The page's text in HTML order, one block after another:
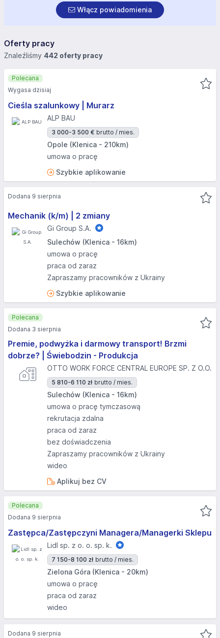
Włącz powiadomienia
Oferty pracy
Znaleźliśmy 442 oferty pracy
Cieśla szalunkowy | Murarz
ALP BAU
3 000-3 500 € brutto / mies.
Opole (Klenica - 210km)
umowa o pracę
Szybkie aplikowanie
Polecana
Wygasa dzisiaj
Mechanik (k/m) | 2 zmiany
Gi Group S.A.
Sulechów (Klenica - 16km)
umowa o pracę
praca od zaraz
Zapraszamy pracowników z Ukrainy
Szybkie aplikowanie
Dodana 9 sierpnia
Premie, podwyżka i darmowy transport! Brzmi
dobrze? | Świebodzin - Produkcja
OTTO WORK FORCE CENTRAL EUROPE SP. Z O.O.
5 810-6 110 zł brutto / mies.
Sulechów (Klenica - 16km)
umowa o pracę tymczasową
rekrutacja zdalna
praca od zaraz
bez doświadczenia
Zapraszamy pracowników z Ukrainy
wideo
Aplikuj bez CV
Polecana
Dodana 3 sierpnia
Zastępca/Zastępczyni Managera/Managerki Sklepu
Lidl sp. z o. o. sp. k.
7 150-8 100 zł brutto / mies.
Zielona Góra (Klenica - 20km)
umowa o pracę
praca od zaraz
wideo
Polecana
Dodana 9 sierpnia
Dodana 9 sierpnia